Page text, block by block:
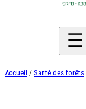
Accueil / Santé des forêts